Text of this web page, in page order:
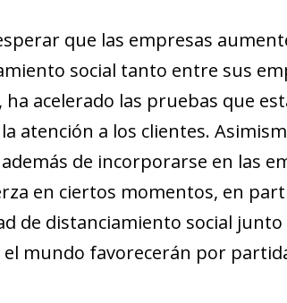
que las empresas
social tanto entre sus
ha acelerado las pruebas que
atención a los clientes.
de incorporarse en las
en ciertos momentos, en
de distanciamiento social
mundo fa­­vorecerán por